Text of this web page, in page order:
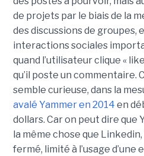
de projets par le biais de la
des discussions de groupes,
interactions sociales
quand l’utilisateur clique «
qu’il poste un commentaire.
semble curieuse, dans la
avalé Yammer en 2014 en
dollars. Car on peut dire
la même chose que
fermé, limité à l’usage